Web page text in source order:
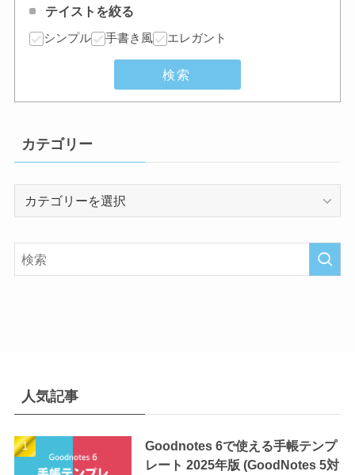
テイストを絞る
シンプル 手書き風 エレガント
検索
カテゴリー
リ
ー
人気記事
Goodnotes 6で使える手帳テンプ
レート 2025年版 (GoodNotes 5対